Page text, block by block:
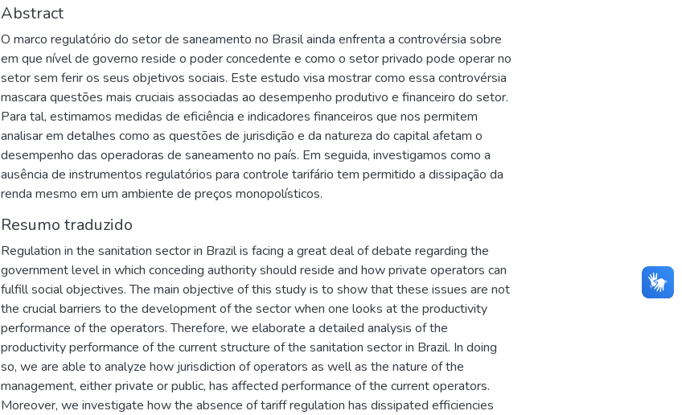
Abstract
O marco regulatório do setor de saneamento no Brasil ainda enfrenta a controvérsia sobre
em que nível de governo reside o poder concedente e como o setor privado pode operar no
setor sem ferir os seus objetivos sociais. Este estudo visa mostrar como essa controvérsia
mascara questões mais cruciais associadas ao desempenho produtivo e financeiro do setor.
Para tal, estimamos medidas de eficiência e indicadores financeiros que nos permitem
analisar em detalhes como as questões de jurisdição e da natureza do capital afetam o
desempenho das operadoras de saneamento no país. Em seguida, investigamos como a
ausência de instrumentos regulatórios para controle tarifário tem permitido a dissipação da
renda mesmo em um ambiente de preços monopolísticos.
Resumo traduzido
Regulation in the sanitation sector in Brazil is facing a great deal of debate regarding the
government level in which conceding authority should reside and how private operators can
fulfill social objectives. The main objective of this study is to show that these issues are not
the crucial barriers to the development of the sector when one looks at the productivity
performance of the operators. Therefore, we elaborate a detailed analysis of the
productivity performance of the current structure of the sanitation sector in Brazil. In doing
so, we are able to analyze how jurisdiction of operators as well as the nature of the
management, either private or public, has affected performance of the current operators.
Moreover, we investigate how the absence of tariff regulation has dissipated efficiencies